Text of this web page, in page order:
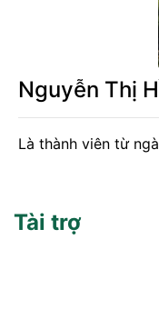
Nguyễn Thị
Là thành viên từ
Tài trợ